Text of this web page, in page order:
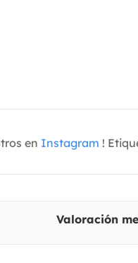
en Instagram !
Valoración